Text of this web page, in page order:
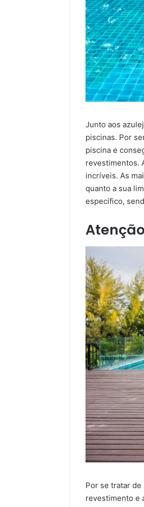
Junto aos
piscinas. Por
piscina e
revestimentos.
incríveis. As
quanto a sua
específico,
Por se tratar de
revestimento e